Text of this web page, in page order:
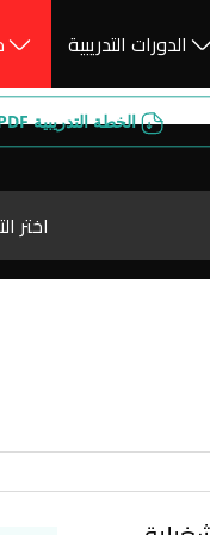
الدورات التدريبية
بأوقات مختلفة،
الخطة التدريبية PDF